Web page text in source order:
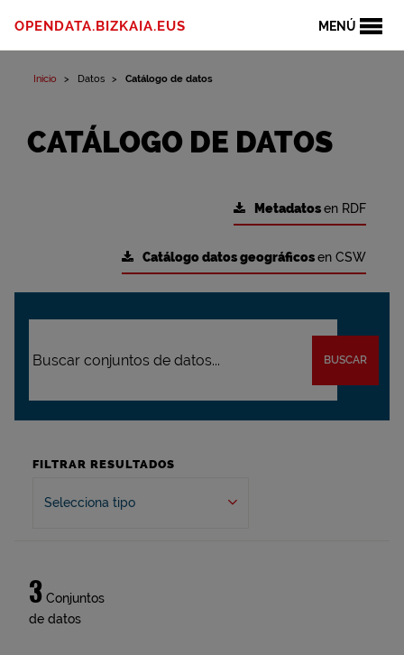
MENÚ
OPENDATA.BIZKAIA.EUS
Inicio Datos Catálogo de datos
CATÁLOGO DE DATOS
Metadatosen RDF
Catálogo datos geográficosen CSW
BUSCAR
FILTRAR RESULTADOS
Selecciona tipo
3 Conjuntos
de datos